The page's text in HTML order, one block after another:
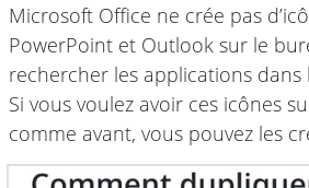
Microsoft Office ne crée pas
PowerPoint et Outlook sur le
rechercher les applications dans
Si vous voulez avoir ces icônes
comme avant, vous pouvez les